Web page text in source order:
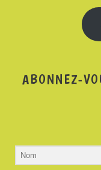
ABONNEZ-